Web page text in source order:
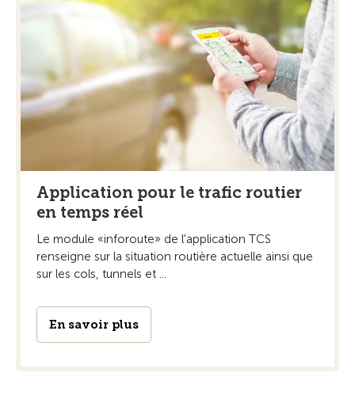
Application pour le trafic routier
en temps réel
Le module «inforoute» de l'application TCS
renseigne sur la situation routière actuelle ainsi que
sur les cols, tunnels et ...
En savoir plus